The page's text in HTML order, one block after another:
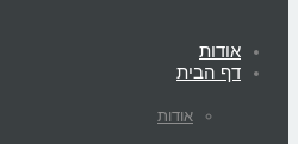
אודות
אודות
דף הבית